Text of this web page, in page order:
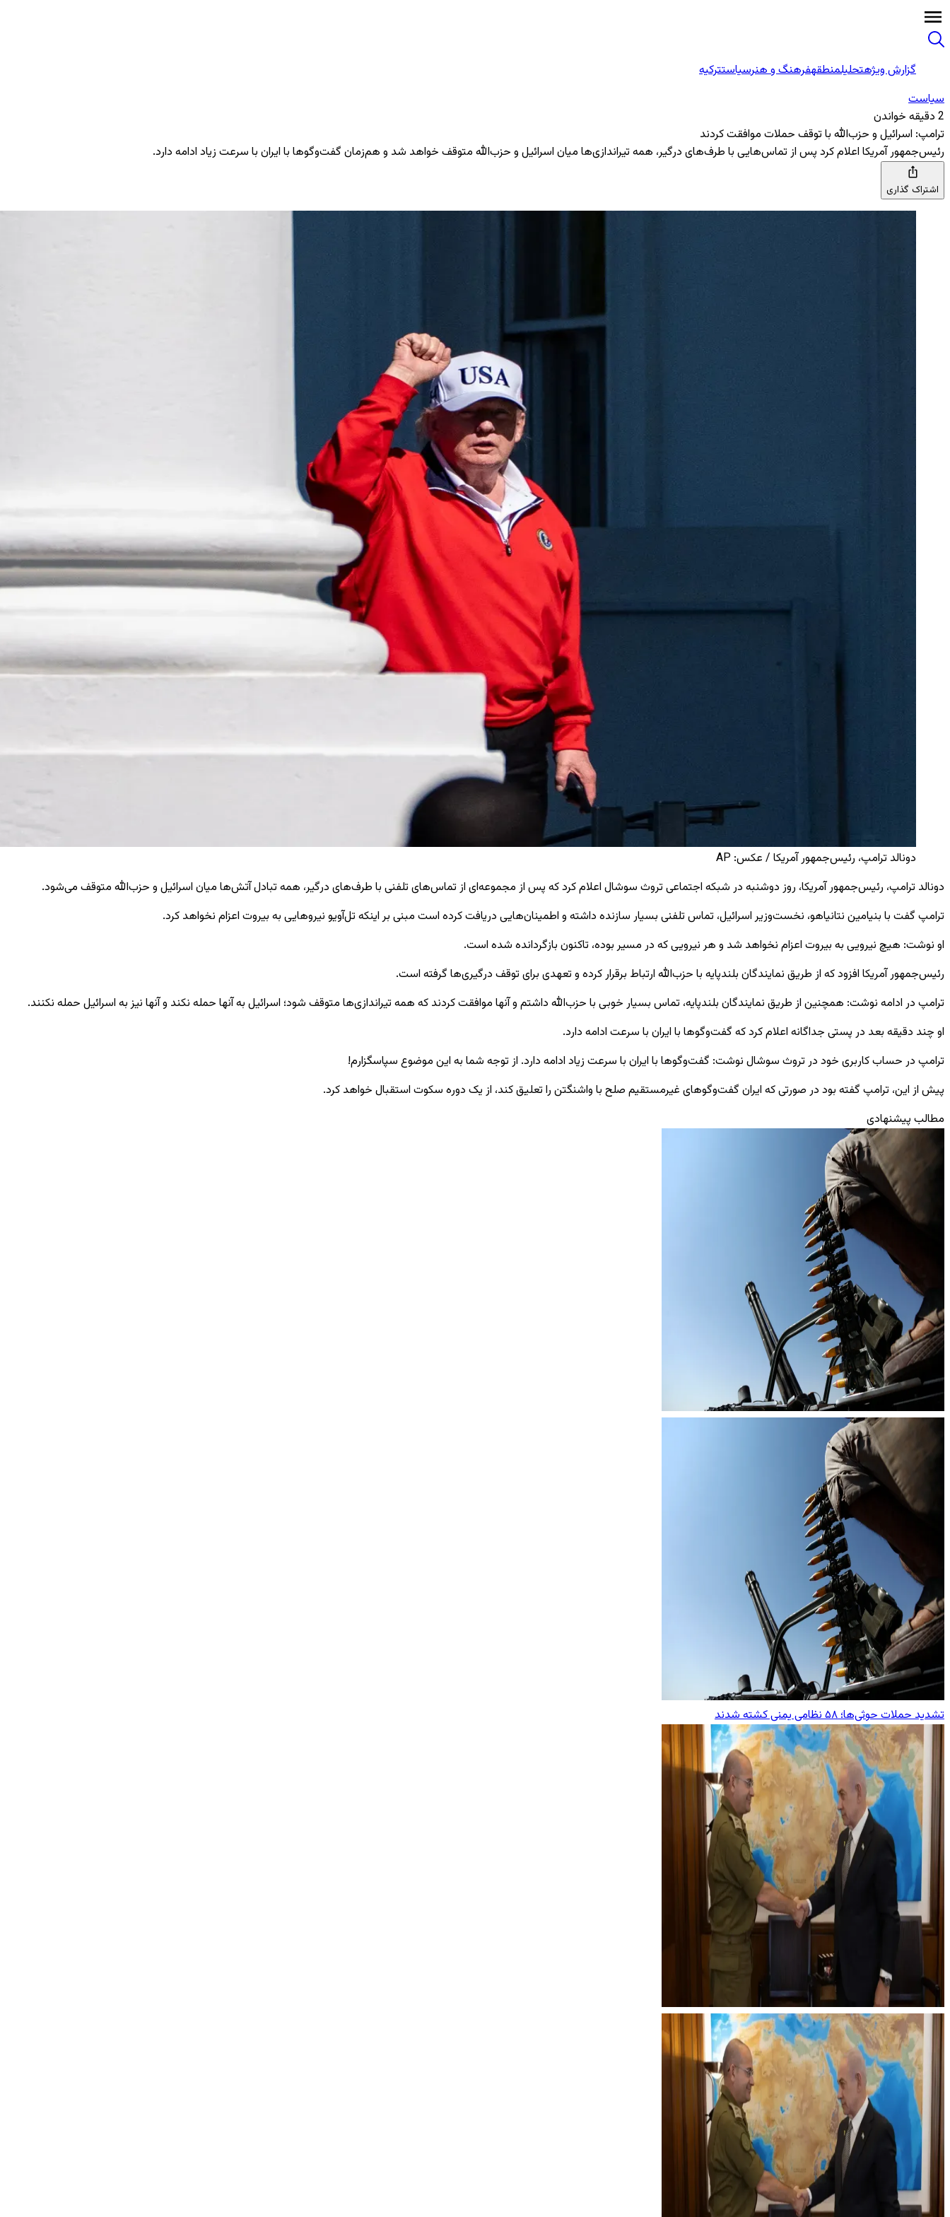
گزارش ویژهتحلیلمنطقهفرهنگ و هنرسیاستترکیه
سیاست
2 دقیقه خواندن
ترامپ: اسرائیل و حزب‌الله با توقف حملات موافقت کردند
رئیس‌جمهور آمریکا اعلام کرد پس از تماس‌هایی با طرف‌های درگیر، همه تیراندازی‌ها میان اسرائیل و حزب‌الله متوقف خواهد شد و هم‌زمان گفت‌وگوها با ایران با سرعت زیاد ادامه دارد.
اشتراک گذاری
دونالد ترامپ، رئیس‌جمهور آمریکا / عکس: AP
دونالد ترامپ، رئیس‌جمهور آمریکا، روز دوشنبه در شبکه اجتماعی تروث سوشال اعلام کرد که پس از مجموعه‌ای از تماس‌های تلفنی با طرف‌های درگیر، همه تبادل آتش‌ها میان اسرائیل و حزب‌الله متوقف می‌شود.
ترامپ گفت با بنیامین نتانیاهو، نخست‌وزیر اسرائیل، تماس تلفنی بسیار سازنده داشته و اطمینان‌هایی دریافت کرده است مبنی بر اینکه تل‌آویو نیروهایی به بیروت اعزام نخواهد کرد.
او نوشت: هیچ نیرویی به بیروت اعزام نخواهد شد و هر نیرویی که در مسیر بوده، تاکنون بازگردانده شده است.
رئیس‌جمهور آمریکا افزود که از طریق نمایندگان بلندپایه با حزب‌الله ارتباط برقرار کرده و تعهدی برای توقف درگیری‌ها گرفته است.
ترامپ در ادامه نوشت: همچنین از طریق نمایندگان بلندپایه، تماس بسیار خوبی با حزب‌الله داشتم و آنها موافقت کردند که همه تیراندازی‌ها متوقف شود؛ اسرائیل به آنها حمله نکند و آنها نیز به اسرائیل حمله نکنند.
او چند دقیقه بعد در پستی جداگانه اعلام کرد که گفت‌وگوها با ایران با سرعت ادامه دارد.
ترامپ در حساب کاربری خود در تروث سوشال نوشت: گفت‌وگوها با ایران با سرعت زیاد ادامه دارد. از توجه شما به این موضوع سپاسگزارم!
پیش از این، ترامپ گفته بود در صورتی که ایران گفت‌وگوهای غیرمستقیم صلح با واشنگتن را تعلیق کند، از یک دوره سکوت استقبال خواهد کرد.
مطالب پیشنهادی
تشدید حملات حوثی‌ها؛ ۵۸ نظامی یمنی کشته شدند